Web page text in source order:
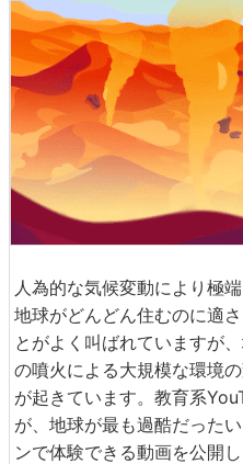
人為的な気候変動により極
地球がどんどん住むのに適
とがよく叫ばれていますが
の噴火による大規模な環境
が起きています。教育系
が、地球が最も過酷だった
ンで体験できる動画を公開し